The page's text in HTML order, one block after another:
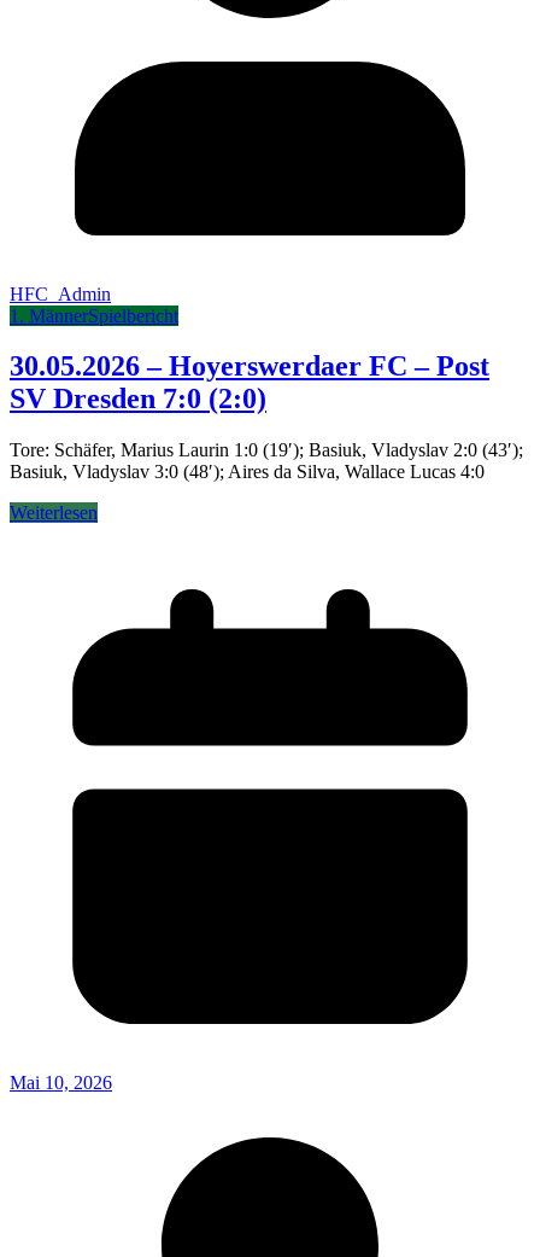
HFC_Admin
1. MännerSpielbericht
30.05.2026 – Hoyerswerdaer FC – Post
SV Dresden 7:0 (2:0)
Tore: Schäfer, Marius Laurin 1:0 (19′); Basiuk, Vladyslav 2:0 (43′);
Basiuk, Vladyslav 3:0 (48′); Aires da Silva, Wallace Lucas 4:0
Weiterlesen
Mai 10, 2026